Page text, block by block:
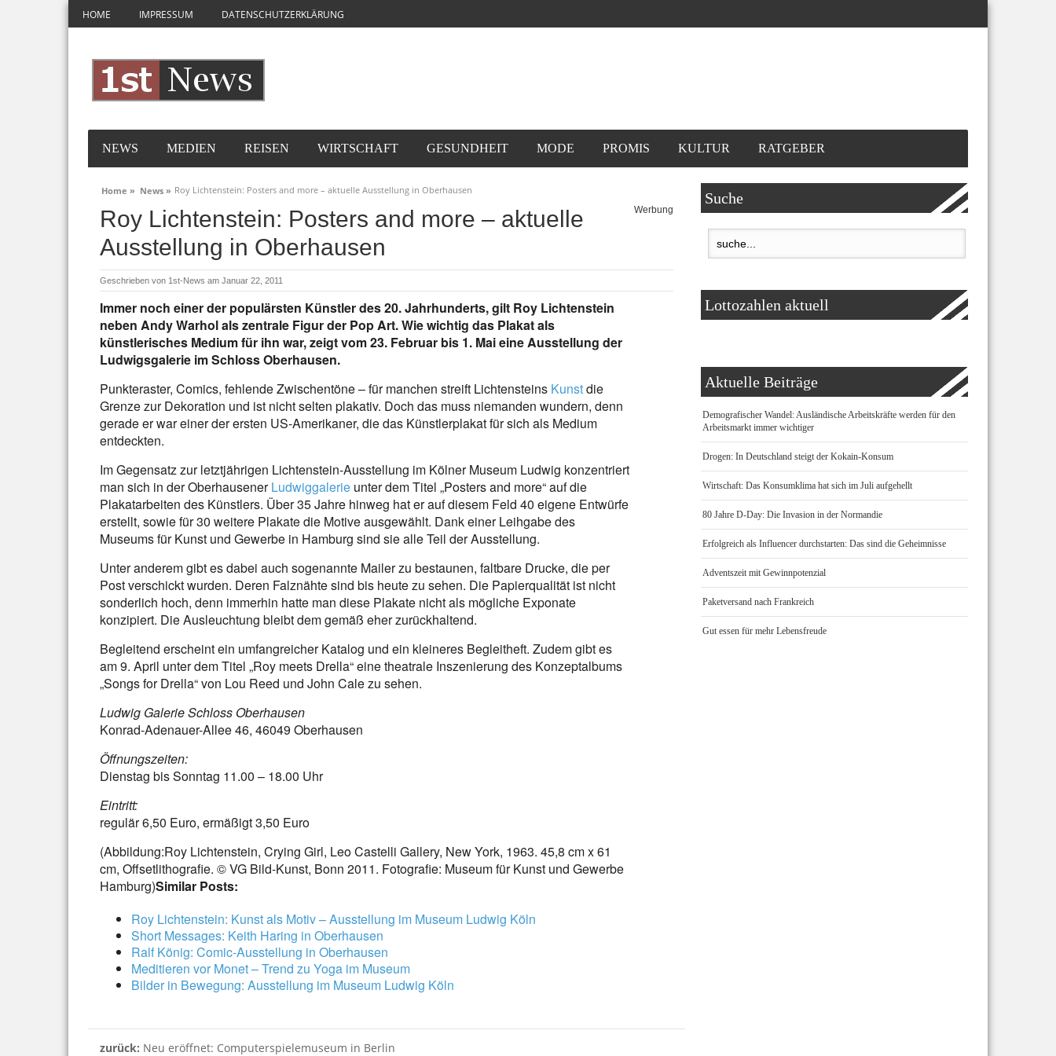
HOME IMPRESSUM DATENSCHUTZERKLÄRUNG
NEWS MEDIEN REISEN WIRTSCHAFT GESUNDHEIT MODE PROMIS KULTUR RATGEBER
Home » News » Roy Lichtenstein: Posters and more – aktuelle Ausstellung in Oberhausen
Roy Lichtenstein: Posters and more – aktuelle
Ausstellung in Oberhausen
Werbung
Geschrieben von 1st-News am Januar 22, 2011
Immer noch einer der populärsten Künstler des 20. Jahrhunderts, gilt Roy Lichtenstein
neben Andy Warhol als zentrale Figur der Pop Art. Wie wichtig das Plakat als
künstlerisches Medium für ihn war, zeigt vom 23. Februar bis 1. Mai eine Ausstellung der
Ludwigsgalerie im Schloss Oberhausen.
Punkteraster, Comics, fehlende Zwischentöne – für manchen streift Lichtensteins Kunstdie
Grenze zur Dekoration und ist nicht selten plakativ. Doch das muss niemanden wundern, denn
gerade er war einer der ersten US-Amerikaner, die das Künstlerplakat für sich als Medium
entdeckten.
Im Gegensatz zur letztjährigen Lichtenstein-Ausstellung im Kölner Museum Ludwig konzentriert
man sich in der OberhausenerLudwiggalerie unter dem Titel „Posters and more“ auf die
Plakatarbeiten des Künstlers. Über 35 Jahre hinweg hat er auf diesem Feld 40 eigene Entwürfe
erstellt, sowie für 30 weitere Plakate die Motive ausgewählt. Dank einer Leihgabe des
Museums für Kunst und Gewerbe in Hamburg sind sie alle Teil der Ausstellung.
Unter anderem gibt es dabei auch sogenannte Mailer zu bestaunen, faltbare Drucke, die per
Post verschickt wurden. Deren Falznähte sind bis heute zu sehen. Die Papierqualität ist nicht
sonderlich hoch, denn immerhin hatte man diese Plakate nicht als mögliche Exponate
konzipiert. Die Ausleuchtung bleibt dem gemäß eher zurückhaltend.
Begleitend erscheint ein umfangreicher Katalog und ein kleineres Begleitheft. Zudem gibt es
am 9. April unter dem Titel „Roy meets Drella“ eine theatrale Inszenierung des Konzeptalbums
„Songs for Drella“ von Lou Reed und John Cale zu sehen.
Ludwig Galerie Schloss Oberhausen
Konrad-Adenauer-Allee 46, 46049 Oberhausen
Öffnungszeiten:
Dienstag bis Sonntag 11.00 – 18.00 Uhr
Eintritt:
regulär 6,50 Euro, ermäßigt 3,50 Euro
(Abbildung:Roy Lichtenstein, Crying Girl, Leo Castelli Gallery, New York, 1963. 45,8 cm x 61
cm, Offsetlithografie. © VG Bild-Kunst, Bonn 2011. Fotografie: Museum für Kunst und Gewerbe
Hamburg)Similar Posts:
Roy Lichtenstein: Kunst als Motiv – Ausstellung im Museum Ludwig Köln
Short Messages: Keith Haring in Oberhausen
Ralf König: Comic-Ausstellung in Oberhausen
Meditieren vor Monet – Trend zu Yoga im Museum
Bilder in Bewegung: Ausstellung im Museum Ludwig Köln
zurück: Neu eröffnet: Computerspielemuseum in Berlin
Suche
Lottozahlen aktuell
Aktuelle Beiträge
Demografischer Wandel: Ausländische Arbeitskräfte werden für den
Arbeitsmarkt immer wichtiger
Drogen: In Deutschland steigt der Kokain-Konsum
Wirtschaft: Das Konsumklima hat sich im Juli aufgehellt
80 Jahre D-Day: Die Invasion in der Normandie
Erfolgreich als Influencer durchstarten: Das sind die Geheimnisse
Adventszeit mit Gewinnpotenzial
Paketversand nach Frankreich
Gut essen für mehr Lebensfreude